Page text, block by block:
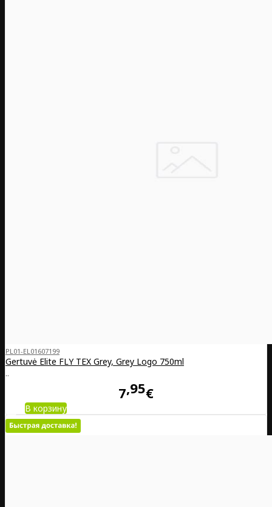
PL01-EL01607199
Gertuvė Elite FLY TEX Grey, Grey Logo 750ml
..
7 95€
В корзину